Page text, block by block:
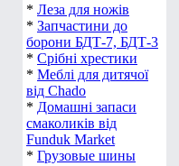
* Леза для ножів
* Запчастини до
борони БДТ-7, БДТ-3
* Срібні хрестики
* Меблі для дитячої
від Chado
* Домашні запаси
смаколиків від
Funduk Market
* Грузовые шины